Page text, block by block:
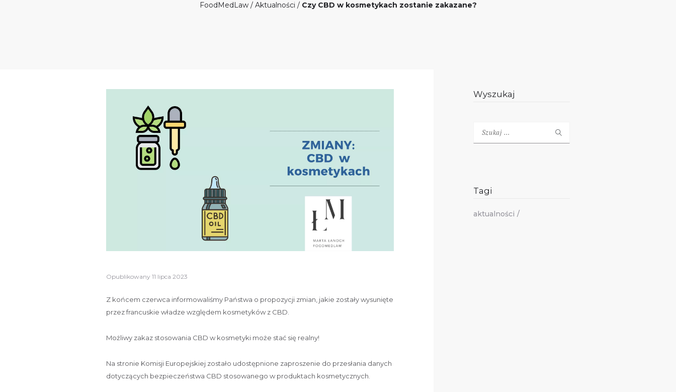
FoodMedLaw/ Aktualności / Czy CBD w kosmetykach zostanie zakazane?
Opublikowany 11 lipca 2023
Z końcem czerwca informowaliśmy Państwa o propozycji zmian, jakie zostały wysunięte
przez francuskie władze względem kosmetyków z CBD.
Możliwy zakaz stosowania CBD w kosmetyki może stać się realny!
Na stronie Komisji Europejskiej zostało udostępnione zaproszenie do przesłania danych
dotyczących bezpieczeństwa CBD stosowanego w produktach kosmetycznych.
Wyszukaj
Tagi
aktualności